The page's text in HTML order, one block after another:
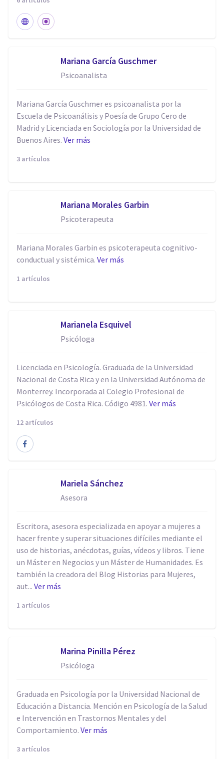
Mariana García Guschmer
Psicoanalista
Mariana García Guschmer es psicoanalista por la
Escuela de Psicoanálisis y Poesía de Grupo Cero de
Madrid y Licenciada en Sociología por la Universidad de
Buenos Aires. Ver más
3 artículos
Mariana Morales Garbin
Psicoterapeuta
Mariana Morales Garbin es psicoterapeuta cognitivo-
conductual y sistémica. Ver más
1 artículos
Marianela Esquivel
Psicóloga
Licenciada en Psicología. Graduada de la Universidad
Nacional de Costa Rica y en la Universidad Autónoma de
Monterrey. Incorporada al Colegio Profesional de
Psicólogos de Costa Rica. Código 4981. Ver más
12 artículos
Mariela Sánchez
Asesora
Escritora, asesora especializada en apoyar a mujeres a
hacer frente y superar situaciones difíciles mediante el
uso de historias, anécdotas, guías, vídeos y libros. Tiene
un Máster en Negocios y un Máster de Humanidades. Es
también la creadora del Blog Historias para Mujeres,
aut... Ver más
1 artículos
Marina Pinilla Pérez
Psicóloga
Graduada en Psicología por la Universidad Nacional de
Educación a Distancia. Mención en Psicología de la Salud
e Intervención en Trastornos Mentales y del
Comportamiento. Ver más
3 artículos